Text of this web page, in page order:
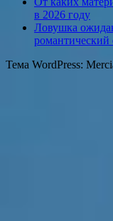
в 2026 году
Ловушка
романтический
Тема WordPress: